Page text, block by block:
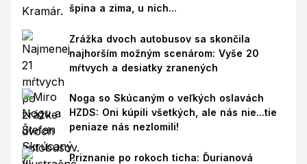
špina a zima, u nich...
Zrážka dvoch autobusov sa skončila
najhorším možným scenárom: Vyše 20
mŕtvych a desiatky zranených
Noga so Skúcaným o veľkých oslavách
HZDS: Oni kúpili všetkých, ale nás nie...tie
peniaze nás nezlomili!
Priznanie po rokoch ticha: Ďurianová